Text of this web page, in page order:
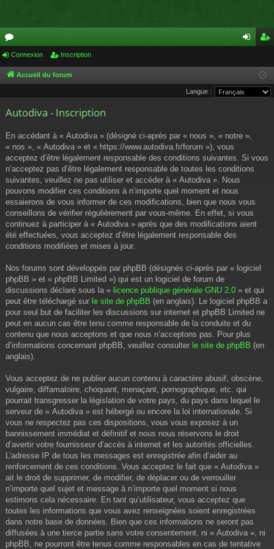
or
u
s
cri
pti
Connexion Inscription
Accueil du forum
Langue :
Autodiva - Inscription
En accédant à « Autodiva » (désigné ci-après par « nous », « notre »,
« nos », « Autodiva » et « https://www.autodiva.fr/forum »), vous
acceptez d’être légalement responsable des conditions suivantes. Si vous
n’acceptez pas d’être légalement responsable de toutes les conditions
suivantes, veuillez ne pas utiliser et accéder à « Autodiva ». Nous
pouvons modifier ces conditions à n’importe quel moment et nous
essaierons de vous informer de ces modifications, bien que nous vous
conseillons de vérifier régulièrement par vous-même. En effet, si vous
continuez à participer à « Autodiva » après que des modifications aient
été effectuées, vous acceptez d’être légalement responsable des
conditions modifiées et mises à jour.
Nos forums sont développés par phpBB (désignés ci-après par « logiciel
phpBB » et « phpBB Limited ») qui est un logiciel de forum de
discussions déclaré sous la « licence publique générale GNU 2.0 » et qui
peut être téléchargé sur le site de phpBB (en anglais). Le logiciel phpBB a
pour seul but de faciliter les discussions sur internet et phpBB Limited ne
peut en aucun cas être tenu comme responsable de la conduite et du
contenu que nous acceptons et que nous n’acceptons pas. Pour plus
d’informations concernant phpBB, veuillez consulter le site de phpBB (en
anglais).
Vous acceptez de ne publier aucun contenu à caractère abusif, obscène,
vulgaire, diffamatoire, choquant, menaçant, pornographique, etc. qui
pourrait transgresser la législation de votre pays, du pays dans lequel le
serveur de « Autodiva » est hébergé ou encore la loi internationale. Si
vous ne respectez pas ces dispositions, vous vous exposez à un
bannissement immédiat et définitif et nous nous réservons le droit
d’avertir votre fournisseur d’accès à internet et les autorités officielles.
L’adresse IP de tous les messages est enregistrée afin d’aider au
renforcement de ces conditions. Vous acceptez le fait que « Autodiva »
ait le droit de supprimer, de modifier, de déplacer ou de verrouiller
n’importe quel sujet et message à n’importe quel moment si nous
estimons cela nécessaire. En tant qu’utilisateur, vous acceptez que
toutes les informations que vous avez renseignées soient enregistrées
dans notre base de données. Bien que ces informations ne seront pas
diffusées à une tierce partie sans votre consentement, ni « Autodiva », ni
phpBB, ne pourront être tenus comme responsables en cas de tentative